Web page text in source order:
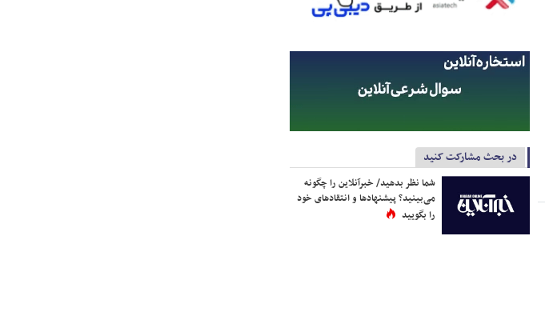
در بحث مشارکت کنید
شما نظر بدهید/ خبرآنلاین را چگونه
می‌بینید؟ پیشنهادها و انتقادهای خود
را بگویید